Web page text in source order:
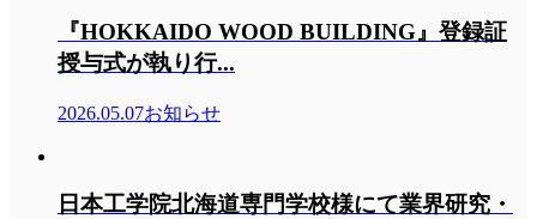
『HOKKAIDO WOOD BUILDING』登録証
授与式が執り行...
2026.05.07お知らせ
日本工学院北海道専門学校様にて業界研究・